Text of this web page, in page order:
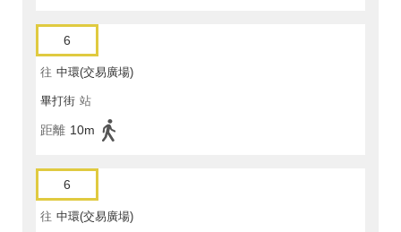
6
往 中環(交易廣場)
畢打街 站
距離 10m
6
往 中環(交易廣場)